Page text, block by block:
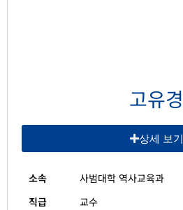
고유경
상세 보기
소속
사범대학 역사교육과
직급
교수